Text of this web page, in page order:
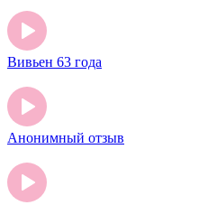
Вивьен 63 года
Анонимный отзыв